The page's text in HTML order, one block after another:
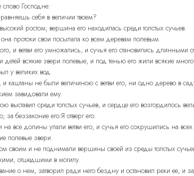
Господне:
себя в величии твоем?
ростом; вершина его находилась среди толстых сучьев.
протоки свои посылала ко всем деревам полевым.
и ветви его умножались, и сучья его становились длинными
всякие звери полевые, и под тенью его жили всякие
у великих вод.
каштаны не были величиною с ветви его, ни одно дерево в
завидовали ему.
выставил среди толстых сучьев, и сердце его возгордилось
беззаконие его Я отверг его.
все долины упали ветви его; и сучья его сокрушились на
полевые звери.
своим и не поднимали вершины своей из среды толстых
отшедшими в могилу.
о нем, затворил ради него бездну и остановил реки